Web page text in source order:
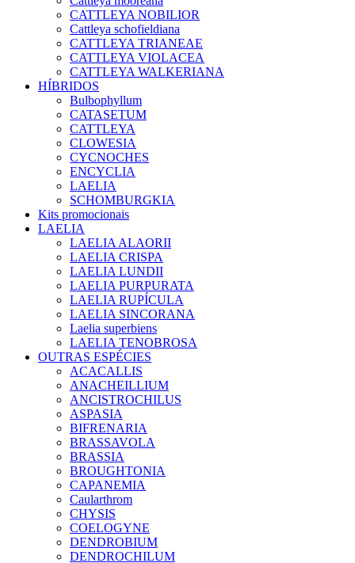
CATTLEYA NOBILIOR
Cattleya schofieldiana
CATTLEYA TRIANEAE
CATTLEYA VIOLACEA
CATTLEYA WALKERIANA
HÍBRIDOS
Bulbophyllum
CATASETUM
CATTLEYA
CLOWESIA
CYCNOCHES
ENCYCLIA
LAELIA
SCHOMBURGKIA
Kits promocionais
LAELIA
LAELIA ALAORII
LAELIA CRISPA
LAELIA LUNDII
LAELIA PURPURATA
LAELIA RUPÍCULA
LAELIA SINCORANA
Laelia superbiens
LAELIA TENOBROSA
OUTRAS ESPÉCIES
ACACALLIS
ANACHEILLIUM
ANCISTROCHILUS
ASPASIA
BIFRENARIA
BRASSAVOLA
BRASSIA
BROUGHTONIA
CAPANEMIA
Caularthrom
CHYSIS
COELOGYNE
DENDROBIUM
DENDROCHILUM